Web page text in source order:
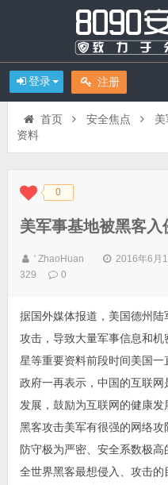
登录 注册
首页 安全焦点
资料
◆◆ 0
美军事基地被黑客
' ZhaoHuan 2016年6月
329
0
据国外媒体报道，美国德州
攻击，导致大量军事信息和
星等重要资料前段时间美国
政府一再表示，中国的互联
发展，鼓励为互联网的健康
黑客攻击美军有很强的网络
防守极为严密、安全系数极
全世界黑客最想侵入、攻击